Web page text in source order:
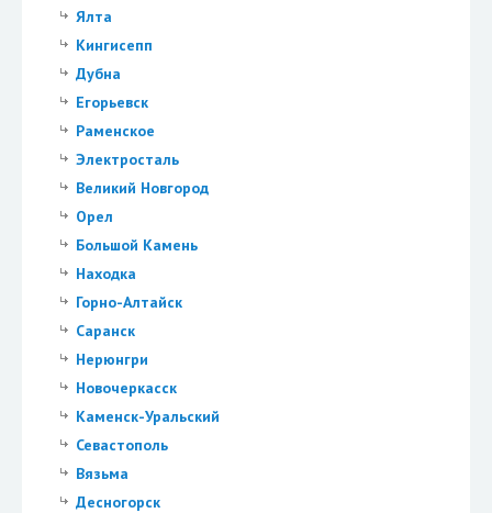
Ялта
Кингисепп
Дубна
Егорьевск
Раменское
Электросталь
Великий Новгород
Орел
Большой Камень
Находка
Горно-Алтайск
Саранск
Нерюнгри
Новочеркасск
Каменск-Уральский
Севастополь
Вязьма
Десногорск